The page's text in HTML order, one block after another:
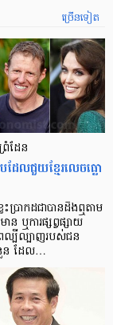
ច្រើនទៀត
រំដែន
ែល​ជួយ​ខ្មែរ​លេច​ធ្លោ​
ប្រាកដ​ជា​បាន​​ដឹង​ឮ​តាម​
ន ឬ​ការ​ផ្សព្វផ្សាយ​
ល្បីល្បាញ​របស់​ជន​
ន ដែល…